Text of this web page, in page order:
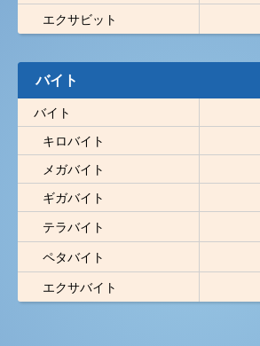
エクサビット
バイト
バイト
キロバイト
メガバイト
ギガバイト
テラバイト
ペタバイト
エクサバイト